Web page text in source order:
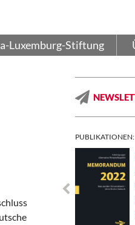
Luxemburg-Stiftung
PUBLIKATIONEN: